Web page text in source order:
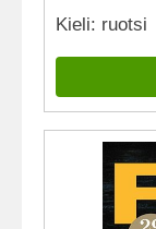
Kieli: ruotsi